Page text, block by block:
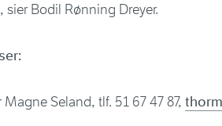
sier Bodil Rønning Dreyer.
Seland, tlf. 51 67 47 87,